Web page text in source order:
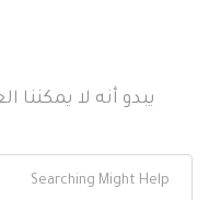
يبدو أنه لا يمكننا